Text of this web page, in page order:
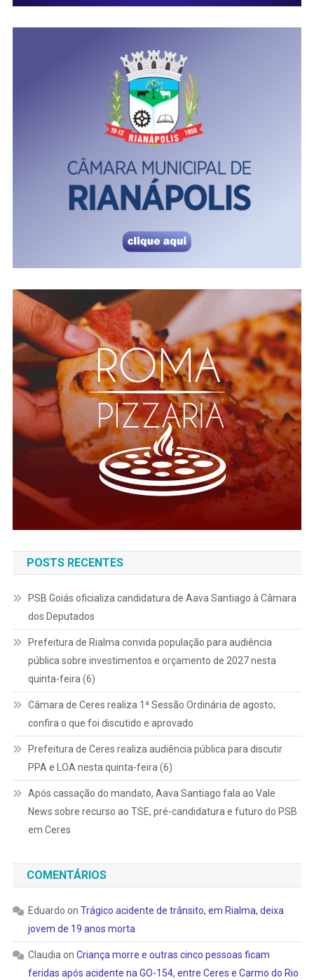
POSTS RECENTES
PSB Goiás oficializa candidatura de Aava Santiago à Câmara
dos Deputados
Prefeitura de Rialma convida população para audiência
pública sobre investimentos e orçamento de 2027 nesta
quinta-feira (6)
Câmara de Ceres realiza 1ª Sessão Ordinária de agosto;
confira o que foi discutido e aprovado
Prefeitura de Ceres realiza audiência pública para discutir
PPA e LOA nesta quinta-feira (6)
Após cassação do mandato, Aava Santiago fala ao Vale
News sobre recurso ao TSE, pré-candidatura e futuro do PSB
em Ceres
COMENTÁRIOS
Eduardo on Trágico acidente de trânsito, em Rialma, deixa
jovem de 19 anos morta
Claudiaon Criança morre e outras cinco pessoas ficam
feridas após acidente na GO-154, entre Ceres e Carmo do Rio